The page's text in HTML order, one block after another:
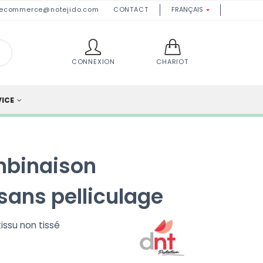
ecommerce@notejido.com CONTACT FRANÇAIS 
CONNEXION CHARIOT
pelliculage
non tissé